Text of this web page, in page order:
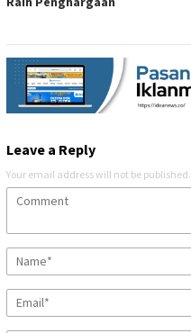
Leave a Reply
Your email address will not be published.